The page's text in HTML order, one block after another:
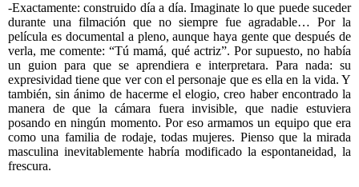
-Exactamente: construido día a día. Imaginate lo que puede suceder
durante una filmación que no siempre fue agradable… Por la
película es documental a pleno, aunque haya gente que después de
verla, me comente: “Tú mamá, qué actriz”. Por supuesto, no había
un guion para que se aprendiera e interpretara. Para nada: su
expresividad tiene que ver con el personaje que es ella en la vida. Y
también, sin ánimo de hacerme el elogio, creo haber encontrado la
manera de que la cámara fuera invisible, que nadie estuviera
posando en ningún momento. Por eso armamos un equipo que era
como una familia de rodaje, todas mujeres. Pienso que la mirada
masculina inevitablemente habría modificado la espontaneidad, la
frescura.